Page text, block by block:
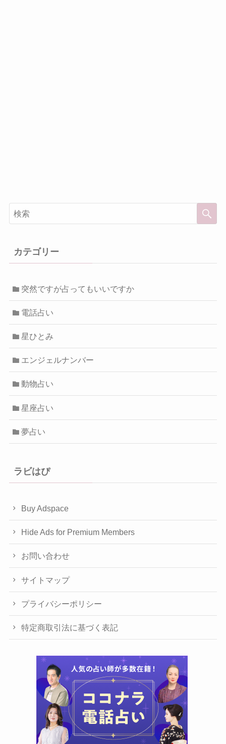
カテゴリー
突然ですが占ってもいいですか
電話占い
星ひとみ
エンジェルナンバー
動物占い
星座占い
夢占い
ラビはぴ
Buy Adspace
Hide Ads for Premium Members
お問い合わせ
サイトマップ
プライバシーポリシー
特定商取引法に基づく表記